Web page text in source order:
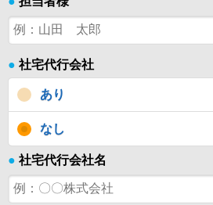
● 社宅代行会社
あり
なし
● 社宅代行会社名